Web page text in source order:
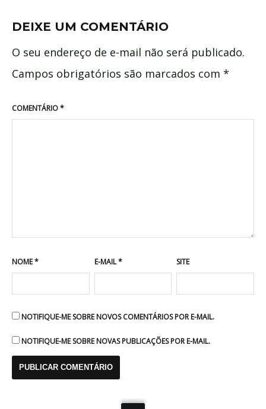
DEIXE UM COMENTÁRIO
O seu endereço de e-mail não será publicado.
Campos obrigatórios são marcados com *
COMENTÁRIO*
NOME* E-MAIL* SITE
NOTIFIQUE-ME SOBRE NOVOS COMENTÁRIOS POR E-MAIL.
NOTIFIQUE-ME SOBRE NOVAS PUBLICAÇÕES POR E-MAIL.